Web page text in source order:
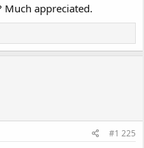
Much appreciated.
#1 225